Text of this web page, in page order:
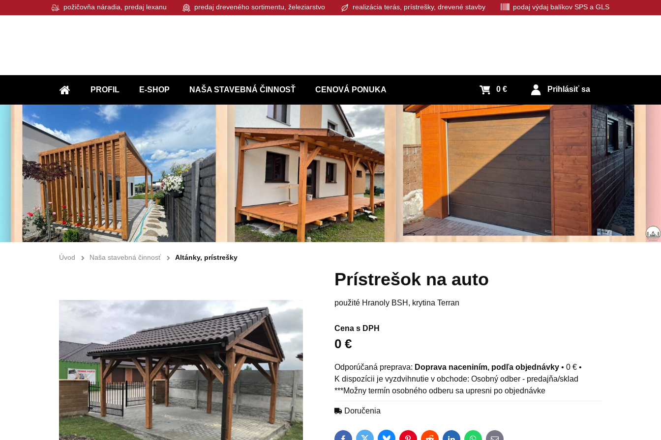
ÚVOD
PROFIL E-SHOP NAŠA STAVEBNÁ ČINNOSŤ CENOVÁ PONUKA Prihlásiť sa
0 €
požičovňa náradia, predaj lexanu predaj dreveného sortimentu, železiarstvo realizácia terás, prístrešky, drevené stavby podaj výdaj balíkov SPS a GLS
Úvod Naša stavebná činnosť Altánky, prístrešky
Prístrešok na auto
použité Hranoly BSH, krytina Terran
Cena s DPH
0 €
Doprava naceniním, podľa objednávky• 0 € •
Osobný odber - predajňa/sklad
***Možny termín osobného odberu sa upresni po objednávke
Doručenia